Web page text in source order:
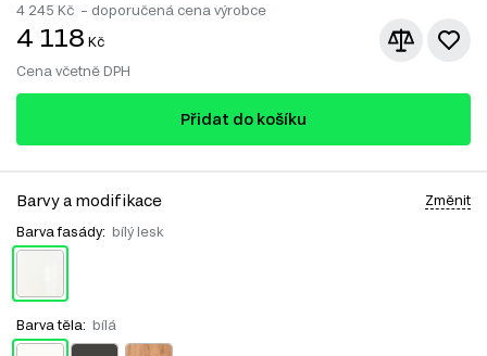
4 245 Kč – doporučená cena výrobce
4 118 Kč
Cena včetně DPH
Přidat do košíku
Barvy a modifikace Změnit
Barva fasády: bílý lesk
Barva těla: bílá